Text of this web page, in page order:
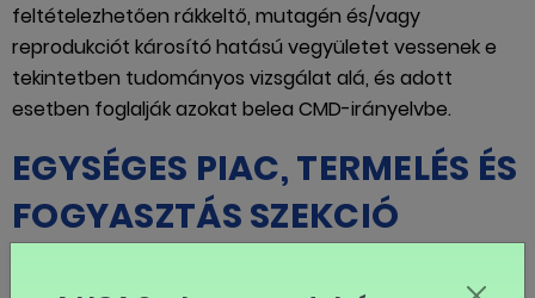
feltételezhetően rákkeltő, mutagén és/vagy
reprodukciót károsító hatású vegyületet vessenek e
tekintetben tudományos vizsgálat alá, és adott
esetben foglalják azokat belea CMD-irányelvbe.
EGYSÉGES PIAC, TERMELÉS ÉS
FOGYASZTÁS SZEKCIÓ